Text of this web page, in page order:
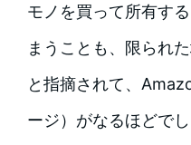
モノを買って所有す
まうことも、限られ
と指摘されて、
ージ）がなるほどでし